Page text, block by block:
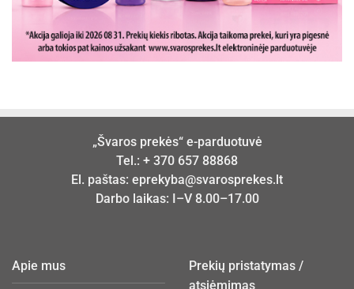
„Švaros prekės“ e-parduotuvė
Tel.: + 370 657 88868
El. paštas: eprekyba@svarosprekes.lt
Darbo laikas: I–V 8.00–17.00
Apie mus
Prekių pristatymas /
atsiėmimas